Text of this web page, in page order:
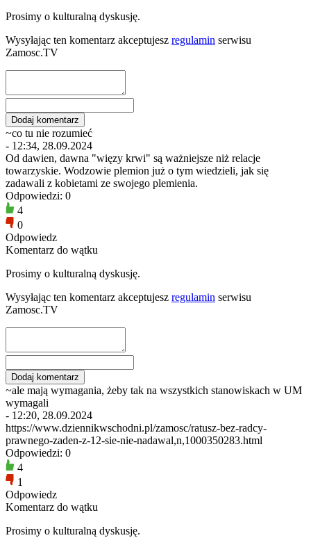
Prosimy o kulturalną dyskusję.
Wysyłając ten komentarz akceptujesz regulamin serwisu
Zamosc.TV
~co tu nie rozumieć
- 12:34, 28.09.2024
Od dawien, dawna "więzy krwi" są ważniejsze niż relacje
towarzyskie. Wodzowie plemion już o tym wiedzieli, jak się
zadawali z kobietami ze swojego plemienia.
Odpowiedzi: 0
4
0
Odpowiedz
Komentarz do wątku
Prosimy o kulturalną dyskusję.
Wysyłając ten komentarz akceptujesz regulamin serwisu
Zamosc.TV
~ale mają wymagania, żeby tak na wszystkich stanowiskach w UM
wymagali
- 12:20, 28.09.2024
https://www.dziennikwschodni.pl/zamosc/ratusz-bez-radcy-
prawnego-zaden-z-12-sie-nie-nadawal,n,1000350283.html
Odpowiedzi: 0
4
1
Odpowiedz
Komentarz do wątku
Prosimy o kulturalną dyskusję.